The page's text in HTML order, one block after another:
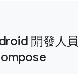
開發人